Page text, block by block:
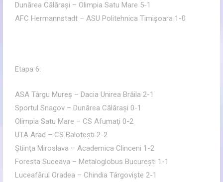
Dunărea Călăraşi – Olimpia Satu Mare 5-1
AFC Hermannstadt – ASU Politehnica Timişoara 1-0
Etapa 6:
ASA Târgu Mureş – Dacia Unirea Brăila 2-1
Sportul Snagov – Dunărea Călăraşi 0-1
Olimpia Satu Mare – CS Afumaţi 0-2
UTA Arad – CS Baloteşti 2-2
Ştiinţa Miroslava – Academica Clinceni 1-2
Foresta Suceava – Metaloglobus Bucureşti 1-1
Luceafărul Oradea – Chindia Târgovişte 2-1